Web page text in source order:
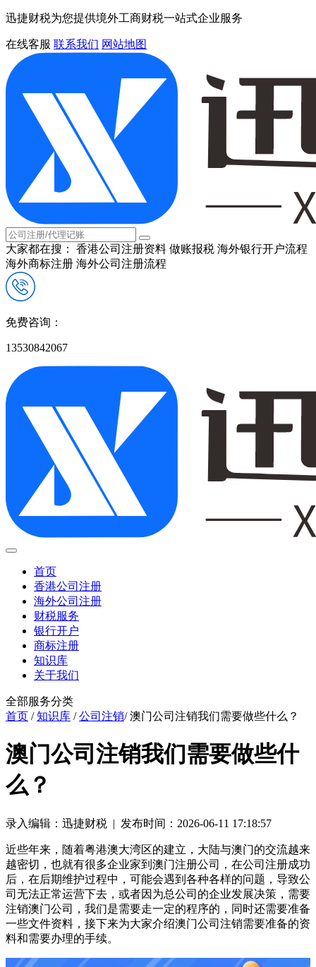
迅捷财税为您提供境外工商财税一站式企业服务
在线客服 联系我们 网站地图
大家都在搜： 香港公司注册资料 做账报税 海外银行开户流程
海外商标注册 海外公司注册流程
免费咨询：
13530842067
首页
香港公司注册
海外公司注册
财税服务
银行开户
商标注册
知识库
关于我们
全部服务分类
首页 /知识库 /公司注销/ 澳门公司注销我们需要做些什么？
澳门公司注销我们需要做些什
么？
录入编辑：迅捷财税 | 发布时间：2026-06-11 17:18:57
近些年来，随着粤港澳大湾区的建立，大陆与澳门的交流越来
越密切，也就有很多企业家到澳门注册公司，在公司注册成功
后，在后期维护过程中，可能会遇到各种各样的问题，导致公
司无法正常运营下去，或者因为总公司的企业发展决策，需要
注销澳门公司，我们是需要走一定的程序的，同时还需要准备
一些文件资料，接下来为大家介绍澳门公司注销需要准备的资
料和需要办理的手续。